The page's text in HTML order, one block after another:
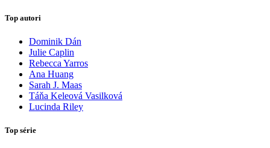
Top autori
Dominik Dán
Julie Caplin
Rebecca Yarros
Ana Huang
Sarah J. Maas
Táňa Keleová Vasilková
Lucinda Riley
Top série